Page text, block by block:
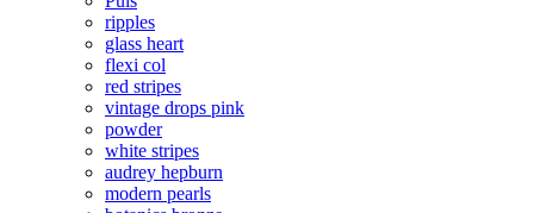
ripples
glass heart
flexi col
red stripes
vintage drops pink
powder
white stripes
audrey hepburn
modern pearls